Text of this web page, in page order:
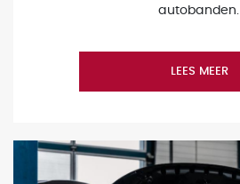
autobanden.
LEES MEER